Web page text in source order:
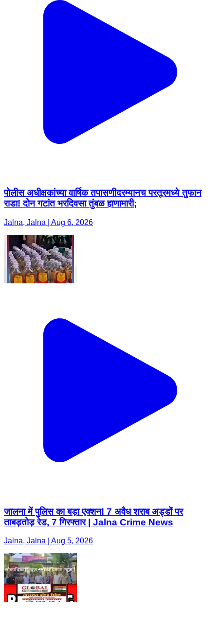
पोलीस अधीक्षकांच्या वार्षिक तपासणीदरम्यानच परतूरमध्ये तुफान
राडा! दोन गटांत भरदिवसा तुंबळ हाणामारी;
Jalna, Jalna | Aug 6, 2026
जालना में पुलिस का बड़ा एक्शन! 7 अवैध शराब अड्डों पर
ताबड़तोड़ रेड, 7 गिरफ्तार | Jalna Crime News
Jalna, Jalna | Aug 5, 2026